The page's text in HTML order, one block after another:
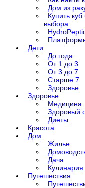
Дом из
Купить
выбора
Дети
До года
От 1 до 3
От 3 до 7
Старше 7
Здоровье
Здоровье
Медицина
Здоровый
Диеты
Красота
Дом
Жилье
Дача
Кулинария
Путешествия